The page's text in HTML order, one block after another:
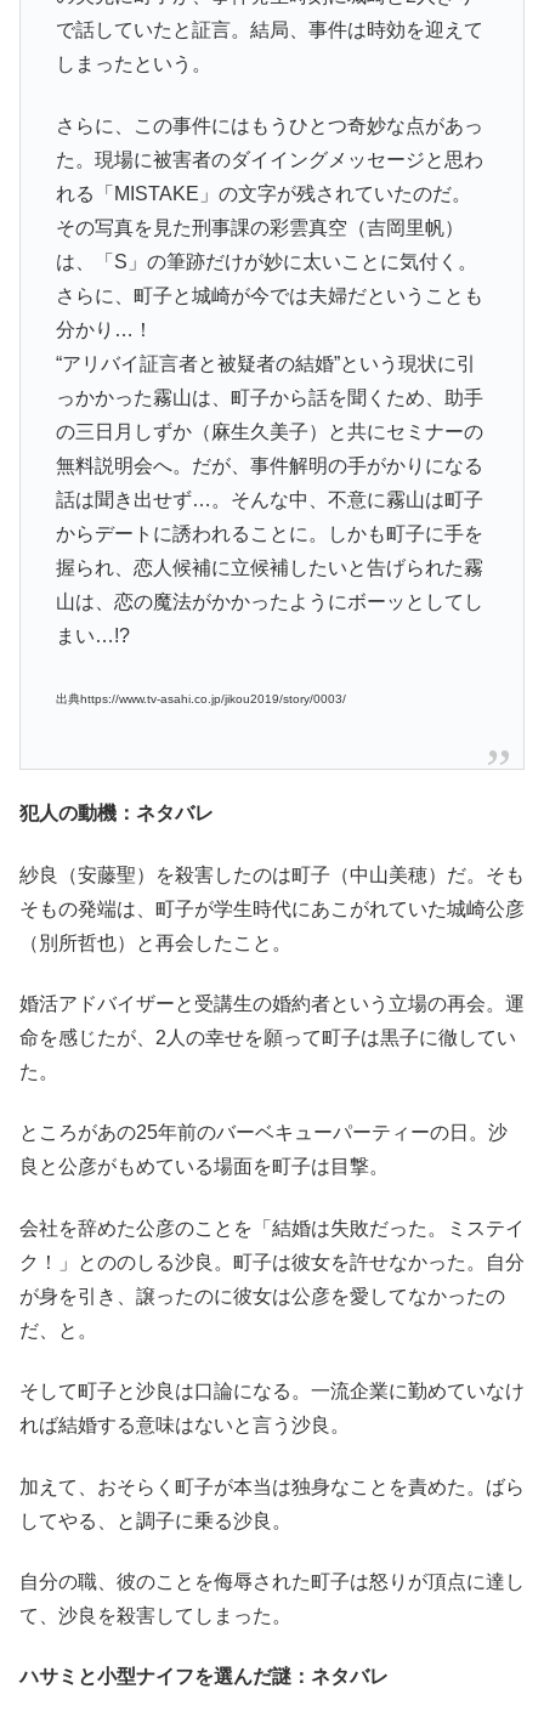
で話していたと証言。結局、事件は時効を迎えて
しまったという。
さらに、この事件にはもうひとつ奇妙な点があっ
た。現場に被害者のダイイングメッセージと思わ
れる「MISTAKE」の文字が残されていたのだ。
その写真を見た刑事課の彩雲真空（吉岡里帆）
は、「S」の筆跡だけが妙に太いことに気付く。
さらに、町子と城崎が今では夫婦だということも
分かり…！
“アリバイ証言者と被疑者の結婚”という現状に引
っかかった霧山は、町子から話を聞くため、助手
の三日月しずか（麻生久美子）と共にセミナーの
無料説明会へ。だが、事件解明の手がかりになる
話は聞き出せず…。そんな中、不意に霧山は町子
からデートに誘われることに。しかも町子に手を
握られ、恋人候補に立候補したいと告げられた霧
山は、恋の魔法がかかったようにボーッとしてし
まい…!?
出典https://www.tv-asahi.co.jp/jikou2019/story/0003/
犯人の動機：ネタバレ
紗良（安藤聖）を殺害したのは町子（中山美穂）だ。そも
そもの発端は、町子が学生時代にあこがれていた城崎公彦
（別所哲也）と再会したこと。
婚活アドバイザーと受講生の婚約者という立場の再会。運
命を感じたが、2人の幸せを願って町子は黒子に徹してい
た。
ところがあの25年前のバーベキューパーティーの日。沙
良と公彦がもめている場面を町子は目撃。
会社を辞めた公彦のことを「結婚は失敗だった。ミステイ
ク！」とののしる沙良。町子は彼女を許せなかった。自分
が身を引き、譲ったのに彼女は公彦を愛してなかったの
だ、と。
そして町子と沙良は口論になる。一流企業に勤めていなけ
れば結婚する意味はないと言う沙良。
加えて、おそらく町子が本当は独身なことを責めた。ばら
してやる、と調子に乗る沙良。
自分の職、彼のことを侮辱された町子は怒りが頂点に達し
て、沙良を殺害してしまった。
ハサミと小型ナイフを選んだ謎：ネタバレ